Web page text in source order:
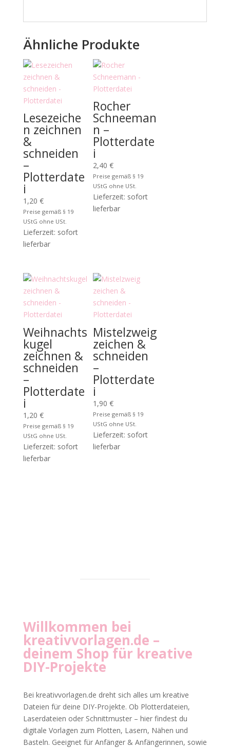
Ähnliche Produkte
Lesezeiche
n zeichnen
&
schneiden
–
Plotterdate
i
1,20 €
Preise gemäß § 19
UStG ohne USt.
Lieferzeit: sofort
lieferbar
Rocher
Schneeman
n –
Plotterdate
i
2,40 €
Preise gemäß § 19
UStG ohne USt.
Lieferzeit: sofort
lieferbar
Weihnachts
kugel
zeichnen &
schneiden
–
Plotterdate
i
1,20 €
Preise gemäß § 19
UStG ohne USt.
Lieferzeit: sofort
lieferbar
Mistelzweig
zeichen &
schneiden
–
Plotterdate
i
1,90 €
Preise gemäß § 19
UStG ohne USt.
Lieferzeit: sofort
lieferbar
Willkommen bei
kreativvorlagen.de –
deinem Shop für kreative
DIY-Projekte
Bei kreativvorlagen.de dreht sich alles um kreative
Dateien für deine DIY-Projekte. Ob Plotterdateien,
Laserdateien oder Schnittmuster – hier findest du
digitale Vorlagen zum Plotten, Lasern, Nähen und
Basteln. Geeignet für Anfänger & Anfängerinnen, sowie